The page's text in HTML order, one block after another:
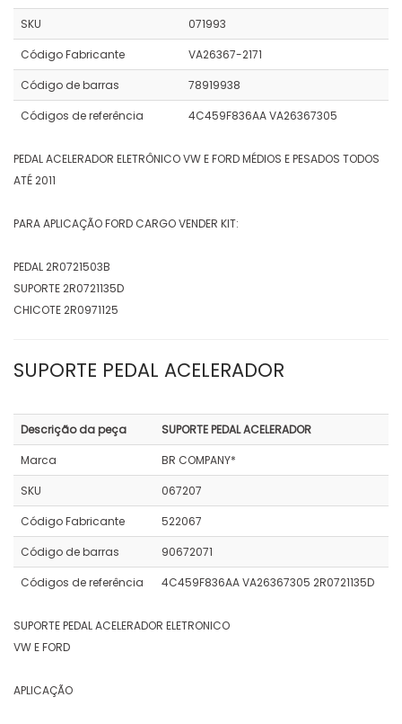
SKU
071993
Código Fabricante
VA26367-2171
Código de barras
78919938
Códigos de referência
4C459F836AA VA26367305
PEDAL ACELERADOR ELETRÔNICO VW E FORD MÉDIOS E PESADOS TODOS
ATÉ 2011
PARA APLICAÇÃO FORD CARGO VENDER KIT:
PEDAL 2R0721503B
SUPORTE 2R0721135D
CHICOTE 2R0971125
SUPORTE PEDAL ACELERADOR
Descrição da peça
SUPORTE PEDAL ACELERADOR
Marca
BR COMPANY*
SKU
067207
Código Fabricante
522067
Código de barras
90672071
Códigos de referência
4C459F836AA VA26367305 2R0721135D
SUPORTE PEDAL ACELERADOR ELETRONICO
VW E FORD
APLICAÇÃO